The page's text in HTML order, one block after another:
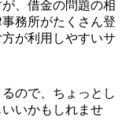
、借金の問題の相
務所がたくさん登
が利用しやすいサ
ので、ちょっとし
いかもしれませ